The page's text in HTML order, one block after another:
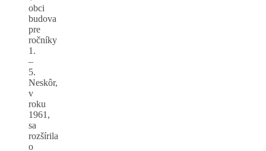
obci
budova
pre
ročníky
1.
–
5.
Neskôr,
v
roku
1961,
sa
rozšírila
o